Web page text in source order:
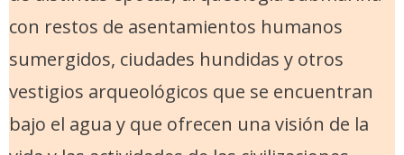
con restos de asentamientos humanos
sumergidos, ciudades hundidas y otros
vestigios arqueológicos que se encuentran
bajo el agua y que ofrecen una visión de la